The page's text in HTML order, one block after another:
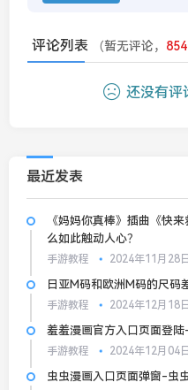
评论列表 （暂无评论，
还没有评
最近发表
《妈妈你真棒》插曲《快
么如此触动人心？
手游教程 2024年11月28日
日亚M码和欧洲M码的尺码
手游教程 2024年12月18日
羞羞漫画官方入口页面登
手游教程 2024年12月04日
虫虫漫画入口页面弹窗-虫